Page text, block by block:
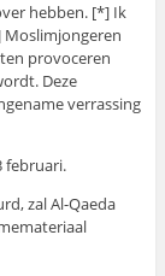
hebben. [*] Ik
Moslimjongeren
provoceren
Deze
verrassing
februari.
zal Al-Qaeda